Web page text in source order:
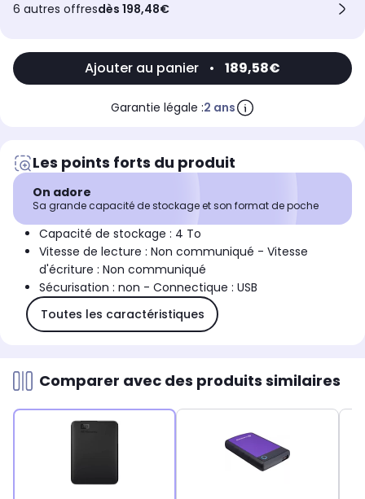
6 autres offresdès 198,48€
Ajouter au panier • 189,58€
Garantie légale :2 ans
Les points forts du produit
On adore
Sa grande capacité de stockage et son format de poche
Capacité de stockage : 4 To
Vitesse de lecture : Non communiqué - Vitesse
d'écriture : Non communiqué
Sécurisation : non - Connectique : USB
Toutes les caractéristiques
Comparer avec des produits similaires